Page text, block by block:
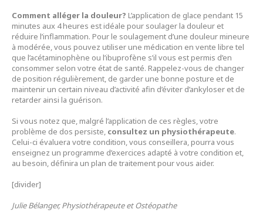
Comment alléger la douleur? L’application de glace pendant 15
minutes aux 4 heures est idéale pour soulager la douleur et
réduire l’inflammation. Pour le soulagement d’une douleur mineure
à modérée, vous pouvez utiliser une médication en vente libre tel
que l’acétaminophène ou l’ibuprofène s’il vous est permis d’en
consommer selon votre état de santé. Rappelez-vous de changer
de position régulièrement, de garder une bonne posture et de
maintenir un certain niveau d’activité afin d’éviter d’ankyloser et de
retarder ainsi la guérison.
Si vous notez que, malgré l’application de ces règles, votre
problème de dos persiste, consultez un physiothérapeute.
Celui-ci évaluera votre condition, vous conseillera, pourra vous
enseignez un programme d’exercices adapté à votre condition et,
au besoin, définira un plan de traitement pour vous aider.
[divider]
Julie Bélanger, Physiothérapeute et Ostéopathe